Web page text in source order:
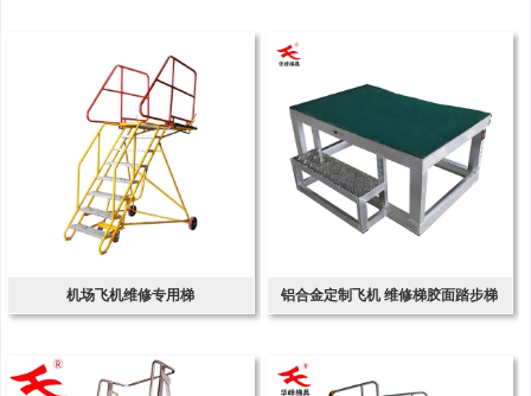
机场飞机维修专用梯 铝合金定制飞机 维修梯胶面踏步梯